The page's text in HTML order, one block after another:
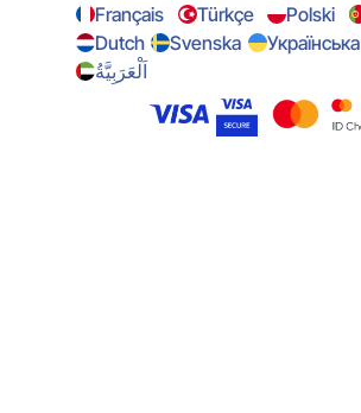
Français
Türkçe Polski
Dutch
Svenska Українська
اَلْعَرَبِيَّةُ